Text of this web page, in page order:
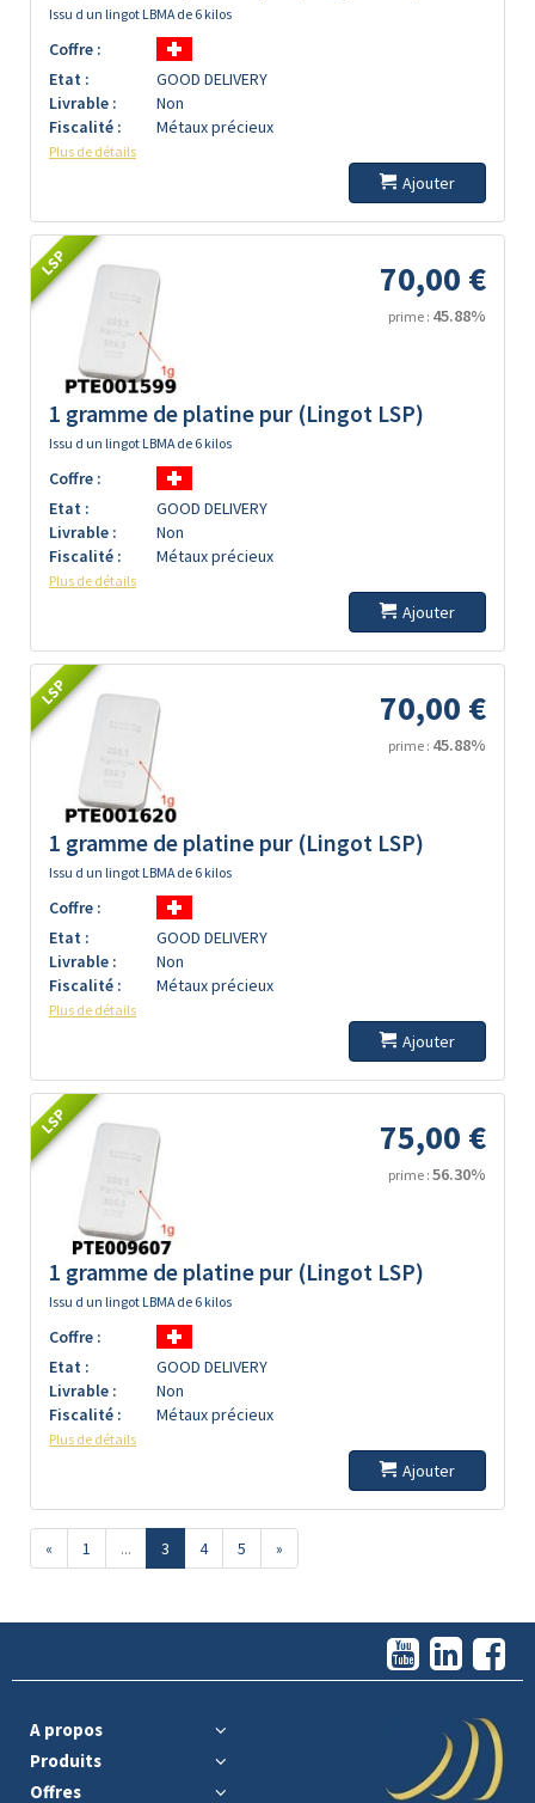
Issu d un lingot LBMA de 6 kilos
Coffre :
Etat :
GOOD DELIVERY
Livrable :
Non
Fiscalité :
Métaux précieux
Plus de détails
Ajouter
LSP 70,00 €
prime : 45.88%
1 gramme de platine pur (Lingot LSP)
Issu d un lingot LBMA de 6 kilos
Coffre :
Etat :
GOOD DELIVERY
Livrable :
Non
Fiscalité :
Métaux précieux
Plus de détails
Ajouter
LSP 70,00 €
prime : 45.88%
1 gramme de platine pur (Lingot LSP)
Issu d un lingot LBMA de 6 kilos
Coffre :
Etat :
GOOD DELIVERY
Livrable :
Non
Fiscalité :
Métaux précieux
Plus de détails
Ajouter
LSP 75,00 €
prime : 56.30%
1 gramme de platine pur (Lingot LSP)
Issu d un lingot LBMA de 6 kilos
Coffre :
Etat :
GOOD DELIVERY
Livrable :
Non
Fiscalité :
Métaux précieux
Plus de détails
Ajouter
« 1 ... 3 4 5 »
A propos
Produits
Offres